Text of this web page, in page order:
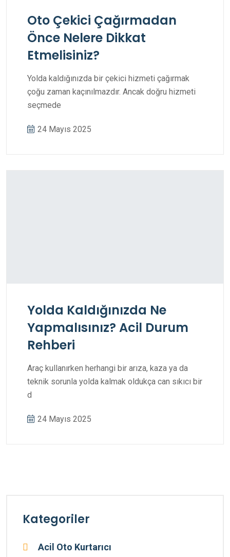
Oto Çekici Çağırmadan
Önce Nelere Dikkat
Etmelisiniz?
Yolda kaldığınızda bir çekici hizmeti çağırmak
çoğu zaman kaçınılmazdır. Ancak doğru hizmeti
seçmede
24 Mayıs 2025
Yolda Kaldığınızda Ne
Yapmalısınız? Acil Durum
Rehberi
Araç kullanırken herhangi bir arıza, kaza ya da
teknik sorunla yolda kalmak oldukça can sıkıcı bir
d
24 Mayıs 2025
Kategoriler
Acil Oto Kurtarıcı